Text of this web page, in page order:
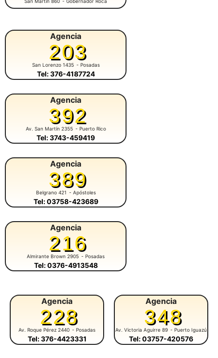
Agencia
203
San Lorenzo 1435 - Posadas
Tel: 376-4187724
Agencia
392
Av. San Martín 2355 - Puerto Rico
Tel: 3743-459419
Agencia
389
Belgrano 421 - Apóstoles
Tel: 03758-423689
Agencia
216
Almirante Brown 2905 - Posadas
Tel: 0376-4913548
Agencia
228
Av. Roque Pérez 2440 - Posadas
Tel: 376-4423331
Agencia
348
Av. Victoria Aguirre 89 - Puerto Iguazú
Tel: 03757-420576